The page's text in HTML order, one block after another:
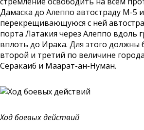
Дамаска до Алеппо автостраду М-5 и
перекрещивающуюся с ней
порта Латакия через Алеппо вдоль
вплоть до Ирака. Для этого
второй и третий по величине
Серакаиб и Маарат-ан-Нуман.
Ход боевых действий